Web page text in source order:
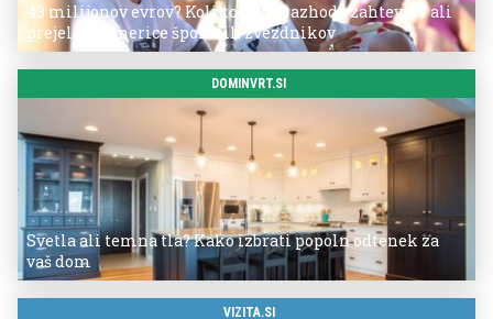
43 milijonov evrov? Koliko so po razhodu zahtevale ali
prejele partnerice športnih zvezdnikov
DOMINVRT.SI
Svetla ali temna tla? Kako izbrati popoln odtenek za
vaš dom
VIZITA.SI